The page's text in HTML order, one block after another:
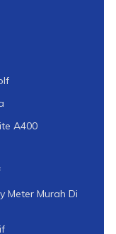
A400
Meter Murah Di